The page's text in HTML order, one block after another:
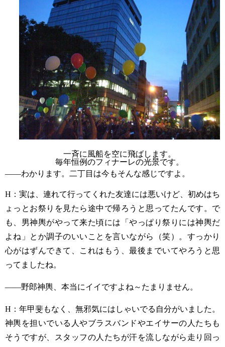
一斉に風船を空に飛ばします。
毎年恒例のフィナーレの光景です。
——わかります。二丁目は今もそんな感じですよ。
H ：実は、連れて行ってくれた友達には悪いけど、初めはち
ょっとお祭りを見たら途中で帰ろうと思ってたんです。で
も、男神輿がやって来た頃には「やっぱり祭りには神輿だ
よね」とか調子のいいことを言いながら（笑）。すっかり
心がはずんできて、これはもう、最後までいてやろうと思
ってましたね。
——野郎神輿、本当にイイですよね～たまりません。
H ：年甲斐もなく、無邪気にはしゃいでる自分がいました。
神輿を担いでいる人やブラスバンドやエイサーの人たちも
そうですが、スタッフの人たちが汗を流しながら走り回っ